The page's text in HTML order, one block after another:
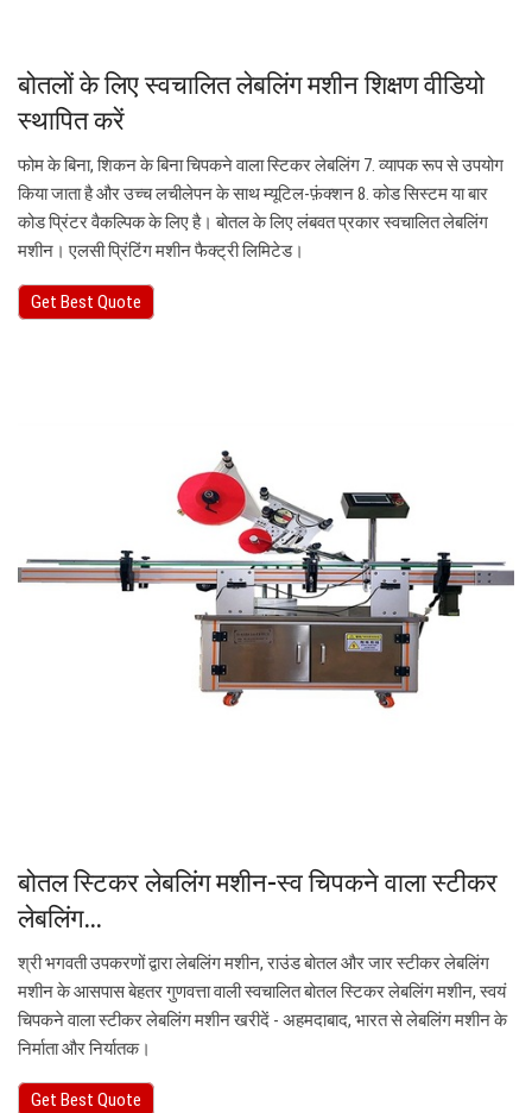
बोतलों के लिए स्वचालित लेबलिंग मशीन शिक्षण वीडियो
स्थापित करें
फोम के बिना, शिकन के बिना चिपकने वाला स्टिकर लेबलिंग 7. व्यापक रूप से उपयोग
किया जाता है और उच्च लचीलेपन के साथ म्यूटिल-फ़ंक्शन 8. कोड सिस्टम या बार
कोड प्रिंटर वैकल्पिक के लिए है। बोतल के लिए लंबवत प्रकार स्वचालित लेबलिंग
मशीन। एलसी प्रिंटिंग मशीन फैक्ट्री लिमिटेड।
Get Best Quote
बोतल स्टिकर लेबलिंग मशीन-स्व चिपकने वाला स्टीकर
लेबलिंग…
श्री भगवती उपकरणों द्वारा लेबलिंग मशीन, राउंड बोतल और जार स्टीकर लेबलिंग
मशीन के आसपास बेहतर गुणवत्ता वाली स्वचालित बोतल स्टिकर लेबलिंग मशीन, स्वयं
चिपकने वाला स्टीकर लेबलिंग मशीन खरीदें - अहमदाबाद, भारत से लेबलिंग मशीन के
निर्माता और निर्यातक।
Get Best Quote